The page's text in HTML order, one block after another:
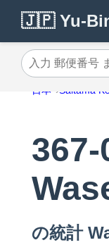
🇯🇵 Yu-
入力 郵便番号 ま
日本 Saitama
367-
の統計